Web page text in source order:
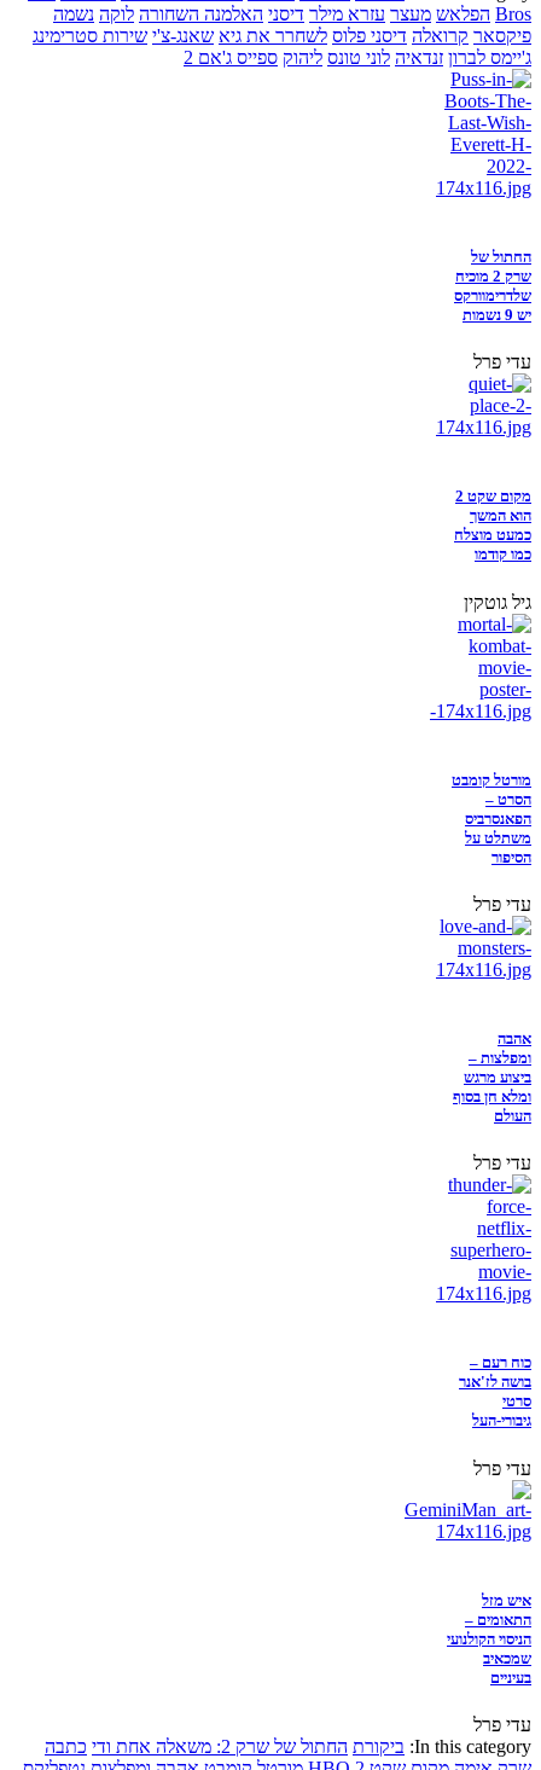
Bros הפלאש מעצר עזרא מילר דיסני האלמנה השחורה לוקה נשמה
פיקסאר קרואלה דיסני פלוס לשחרר את גיא שאנג-צ'י שירות סטרימינג
ג'יימס לברון זנדאיה לוני טונס ליהוק ספייס ג'אם 2
החתול של
שרק 2 מוכיח
שלדרימוורקס
יש 9 נשמות
עדי פרל
מקום שקט 2
הוא המשך
כמעט מוצלח
כמו קודמו
גיל גוטקין
מורטל קומבט
הסרט –
הפאנסרביס
משתלט על
הסיפור
עדי פרל
אהבה
ומפלצות –
ביצוע מרגש
ומלא חן בסוף
העולם
עדי פרל
כוח רעם –
בושה לז'אנר
סרטי
גיבורי-העל
עדי פרל
איש מזל
התאומים –
הניסוי הקולנועי
שמכאיב
בעיניים
עדי פרל
In this category: ביקורת החתול של שרק 2: משאלה אחת ודי
כתבה